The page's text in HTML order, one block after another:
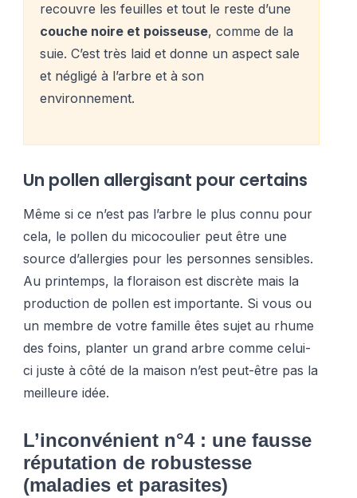
recouvre les feuilles et tout le reste d’une
couche noire et poisseuse, comme de la
suie. C’est très laid et donne un aspect sale
et négligé à l’arbre et à son
environnement.
Un pollen allergisant pour certains
Même si ce n’est pas l’arbre le plus connu pour
cela, le pollen du micocoulier peut être une
source d’allergies pour les personnes sensibles.
Au printemps, la floraison est discrète mais la
production de pollen est importante. Si vous ou
un membre de votre famille êtes sujet au rhume
des foins, planter un grand arbre comme celui-
ci juste à côté de la maison n’est peut-être pas la
meilleure idée.
L’inconvénient n°4 : une fausse
réputation de robustesse
(maladies et parasites)